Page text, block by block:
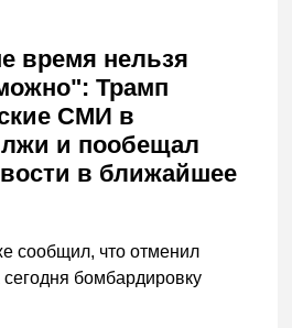
время нельзя
Трамп
СМИ в
лжи и пообещал
в ближайшее
сообщил, что отменил
бомбардировку